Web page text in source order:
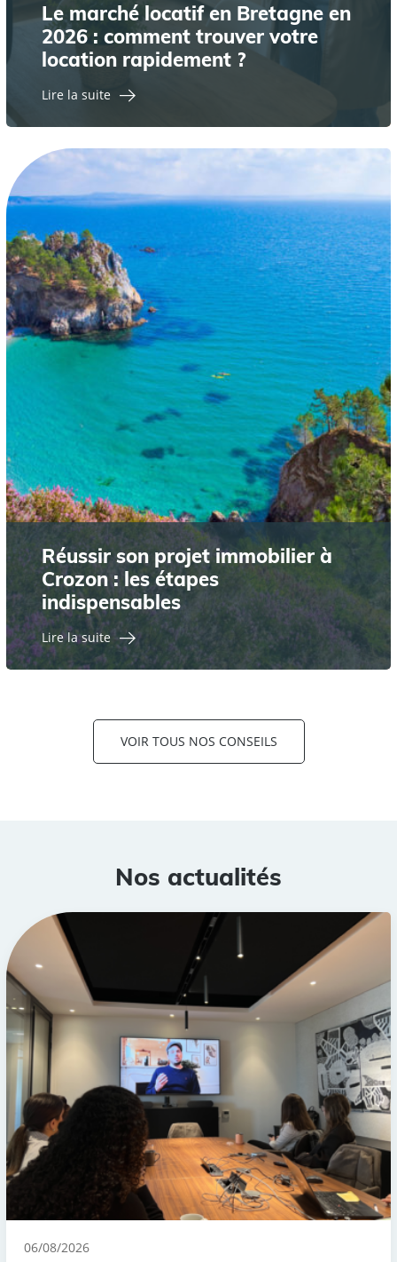
Le marché locatif en Bretagne en
2026 : comment trouver votre
location rapidement ?
Lire la suite
Réussir son projet immobilier à
Crozon : les étapes
indispensables
Lire la suite
VOIR TOUS NOS CONSEILS
Nos actualités
06/08/2026